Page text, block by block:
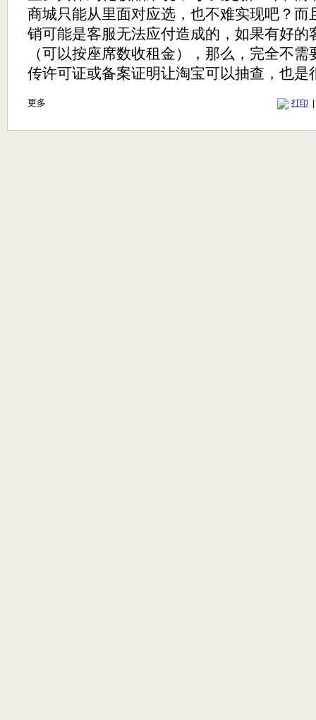
商城只能从里面对应选，也不难实现吧？而
销可能是客服无法应付造成的，如果有好的
（可以按座席数收租金），那么，完全不
传许可证或备案证明让淘宝可以抽查，也是
更多 打印